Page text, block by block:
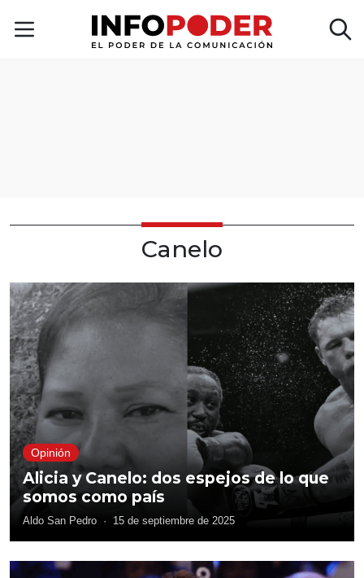
Canelo
Opinión
Alicia y Canelo: dos espejos de lo que
somos como país
Aldo San Pedro · 15 de septiembre de 2025